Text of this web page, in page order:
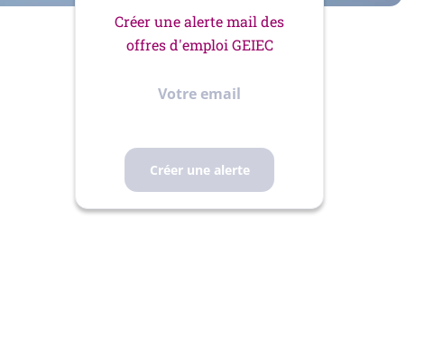
Créer une alerte mail des
offres d'emploi GEIEC